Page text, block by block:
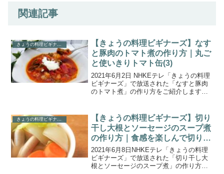
関連記事
きょうの料理ビギナーズ
【きょうの料理ビギナーズ】なす
と豚肉のトマト煮の作り方｜丸ご
と使いきりトマト缶(3)
2021年6月2日 NHKEテレ「きょうの料理
ビギナーズ」で放送された「なすと豚肉
のトマト煮」の作り方をご紹介します。6
は、トマト缶です。お買い得なトマト缶
で、「なすと...
【きょうの料理ビギナーズ】切り
干し大根とソーセージのスープ煮
の作り方｜食感を楽しんで切り干
し大根(5)
2021年6月8日NHKEテレ「きょうの料理
ビギナーズ」で放送された「切り干し大
根とソーセージのスープ煮」の作り方を